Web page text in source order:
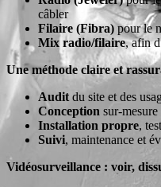
câbler
Filaire (Fibra) pour le
Mix radio/filaire, afin
Une méthode claire et
Audit du site et des
Conception sur-mesure
Installation propre,
Suivi, maintenance et
Vidéosurveillance : voir,